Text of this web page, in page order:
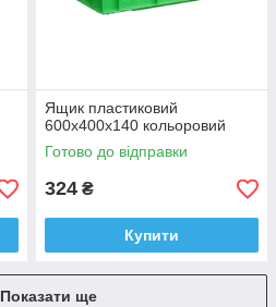
Ящик пластиковий
600х400х140 кольоровий
Готово до відправки
324 ₴
Купити
Показати ще